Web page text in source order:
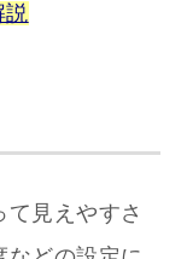
説
見えやすさ